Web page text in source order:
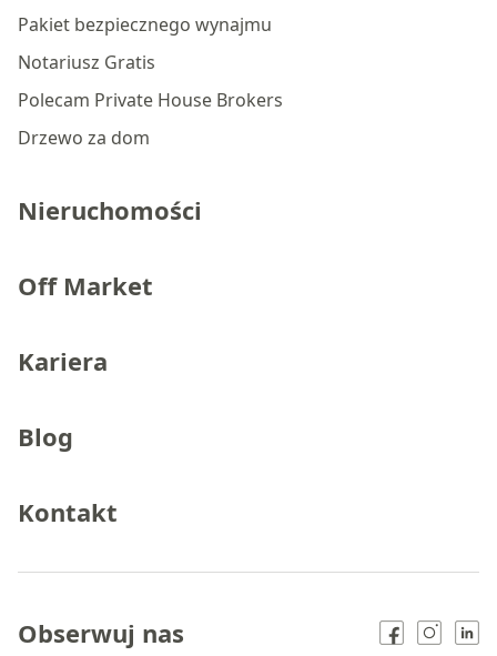
Pakiet bezpiecznego wynajmu
Notariusz Gratis
Polecam Private House Brokers
Drzewo za dom
Nieruchomości
Off Market
Kariera
Blog
Kontakt
Obserwuj nas